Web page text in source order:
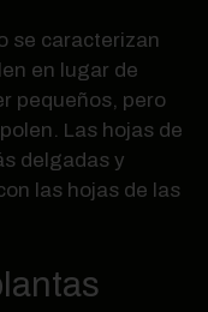
se caracterizan
en lugar de
pequeños, pero
Las hojas de
delgadas y
las hojas de las